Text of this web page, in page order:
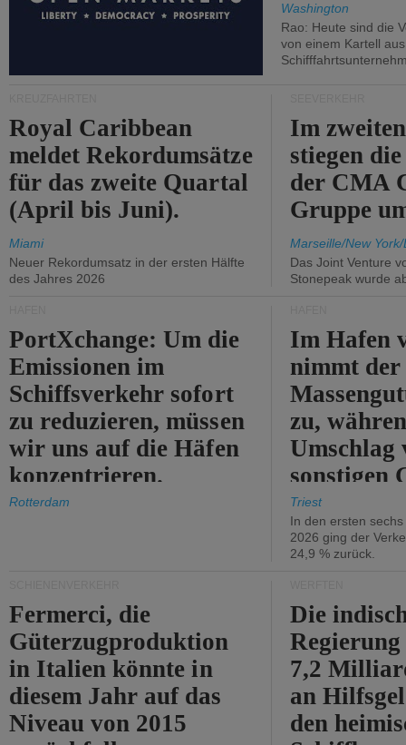
Washington
Rao: Heute sind die
von einem Kartell
Royal Caribbean
meldet Rekordumsätze
für das zweite Quartal
(April bis Juni).
Miami
Neuer Rekordumsatz in der ersten Hälfte
des Jahres 2026
Im
stiegen
der CMA
Gruppe
Marseille/New
Das Joint Venture
Stonepeak wurde
PortXchange: Um die
Emissionen im
Schiffsverkehr sofort
zu reduzieren, müssen
wir uns auf die Häfen
konzentrieren.
Rotterdam
Im Hafen
nimmt der
zu,
Umschlag
sonstigen
abnimmt.
Triest
In den ersten
2026 ging der
24,9 % zurück.
Fermerci, die
Güterzugproduktion
in Italien könnte in
diesem Jahr auf das
Niveau von 2015
Die
7,2
an
den